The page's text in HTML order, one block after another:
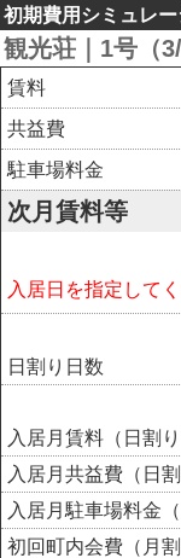
初期費用シミュレー
観光荘｜1号
賃料
共益費
駐車場料金
次月賃料等
入居日を指定して
日割り日数
入居月賃料（日割り
入居月共益費（日割
入居月駐車場料金（
初回町内会費（月割